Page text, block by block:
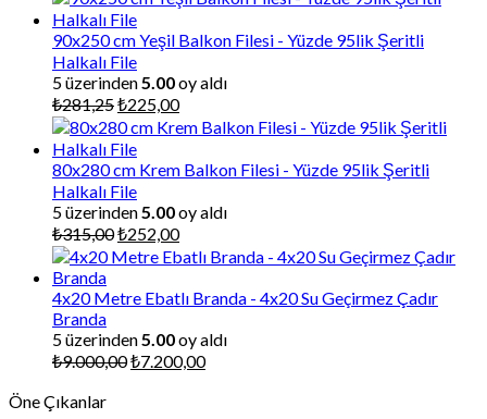
90x250 cm Yeşil Balkon Filesi - Yüzde 95lik Şeritli
Halkalı File
5 üzerinden 5.00oy aldı
₺281,25Orijinal
fiyat:
₺281,25.
₺225,00Şu
andaki
₺225,00.
80x280 cm Krem Balkon Filesi - Yüzde 95lik Şeritli
Halkalı File
5 üzerinden 5.00oy aldı
₺315,00Orijinal
fiyat:
₺252,00Şu
andaki
₺252,00.
4x20 Metre Ebatlı Branda - 4x20 Su Geçirmez Çadır
Branda
5 üzerinden 5.00oy aldı
₺9.000,00Orijinal
₺7.200,00Şu
Öne Çıkanlar